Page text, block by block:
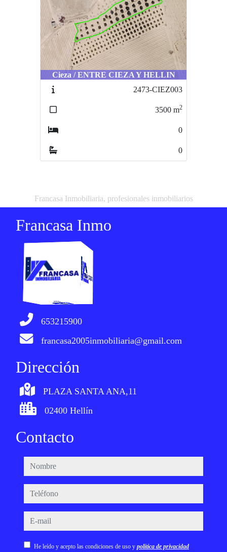
Cieza / ENTRE CIEZA Y HELLIN
2473-CIEZ003
3500 m2
0
0
Francasa Inmobiliaria, profesionales inmobiliarios
Francasa Inmo
653215900
francasa2005inmobiliaria@gmail.com
Dirección
PLAZA SANTA ANA,11
02400 Hellín
Contacto
nombre
teléfono
e-mail
He leído y acepto las condiciones de uso y política de privacidad